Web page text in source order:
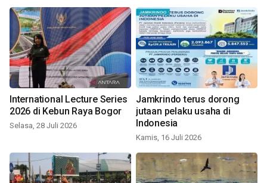
International Lecture Series
2026 di Kebun Raya Bogor
Selasa, 28 Juli 2026
Jamkrindo terus dorong
jutaan pelaku usaha di
Indonesia
Kamis, 16 Juli 2026